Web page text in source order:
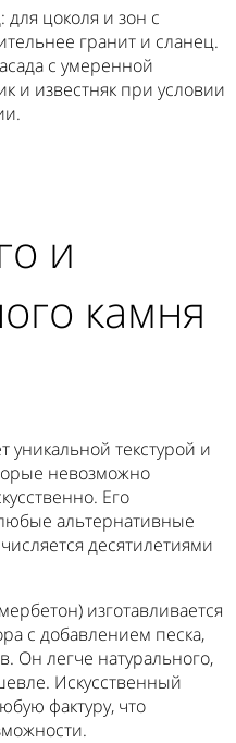
цоколя и зон с
гранит и сланец.
с умеренной
и известняк при условии
и
камня
уникальной текстурой и
невозможно
Его
альтернативные
десятилетиями
изготавливается
с добавлением песка,
Он легче натурального,
Искусственный
фактуру, что